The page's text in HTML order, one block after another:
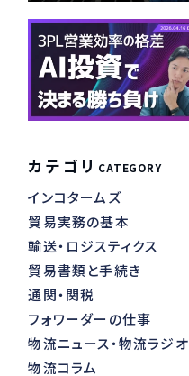
カテゴリ CATEGORY
インコタームズ
貿易実務の基本
輸送・ロジスティクス
貿易書類と手続き
通関・関税
フォワーダーの仕事
物流ニュース・物流ラジオ
物流コラム